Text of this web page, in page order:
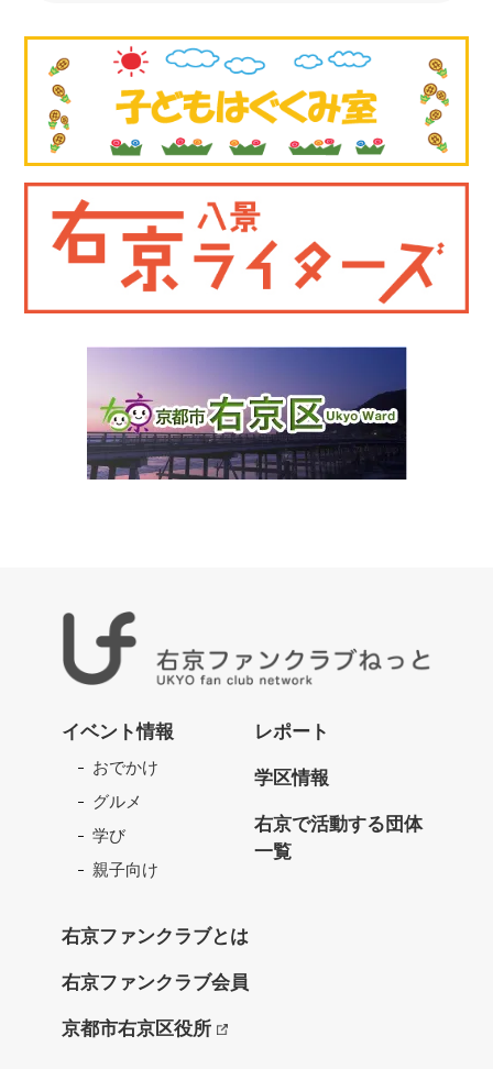
京
フ
と
イベント情報
おでかけ
グルメ
学び
親子向け
レポート
学区情報
右京で活動する団体
一覧
右京ファンクラブとは
右京ファンクラブ会員
京都市右京区役所